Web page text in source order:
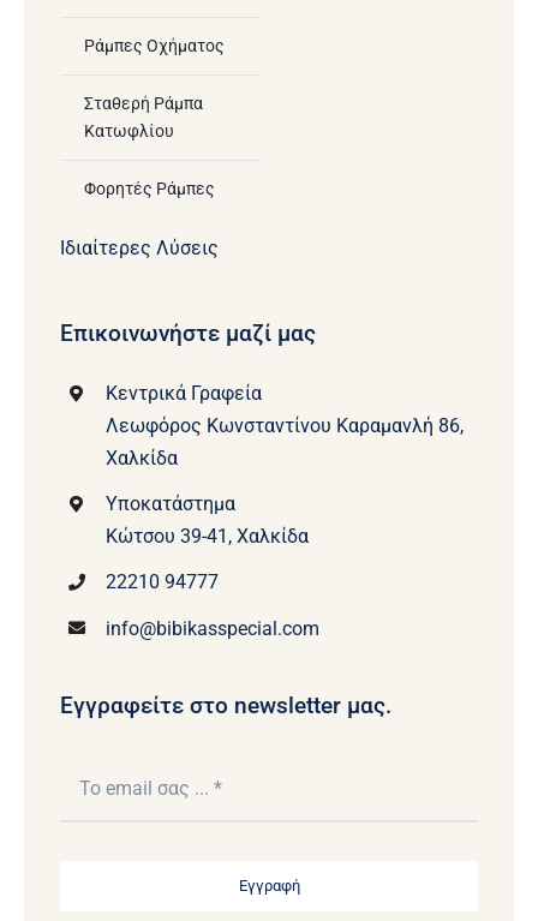
Ράμπες Οχήματος
Σταθερή Ράμπα
Κατωφλίου
Φορητές Ράμπες
Ιδιαίτερες Λύσεις
Επικοινωνήστε μαζί μας
Κεντρικά Γραφεία
Λεωφόρος Κωνσταντίνου Καραμανλή 86,
Χαλκίδα
Υποκατάστημα
Κώτσου 39-41, Χαλκίδα
22210 94777
info@bibikasspecial.com
Εγγραφείτε στο newsletter μας.
Εγγραφή